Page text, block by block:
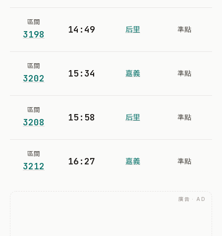
區間
3198 14:49 后里 準點
區間
3202 15:34 嘉義 準點
區間
3208 15:58 后里 準點
區間
3212 16:27 嘉義 準點
廣告 · AD